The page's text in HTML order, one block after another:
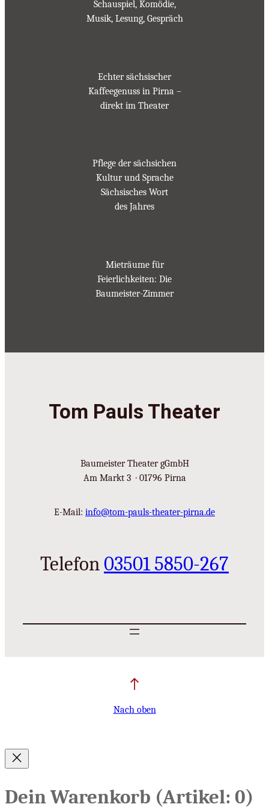
Schauspiel, Komödie,
Musik, Lesung, Gespräch
Echter sächsischer
Kaffeegenuss in Pirna –
direkt im Theater
Pflege der sächsichen
Kultur und Sprache
Sächsisches Wort
des Jahres
Mieträume für
Feierlichkeiten: Die
Baumeister-Zimmer
Tom Pauls Theater
Baumeister Theater gGmbH
Am Markt 3 · 01796 Pirna
E-Mail: info@tom-pauls-theater-pirna.de
Telefon03501 5850-267
Nach oben
Dein Warenkorb (Artikel: 0)